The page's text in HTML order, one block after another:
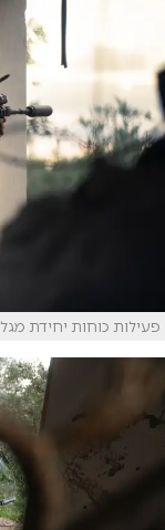
פעילות כוחות יחידת